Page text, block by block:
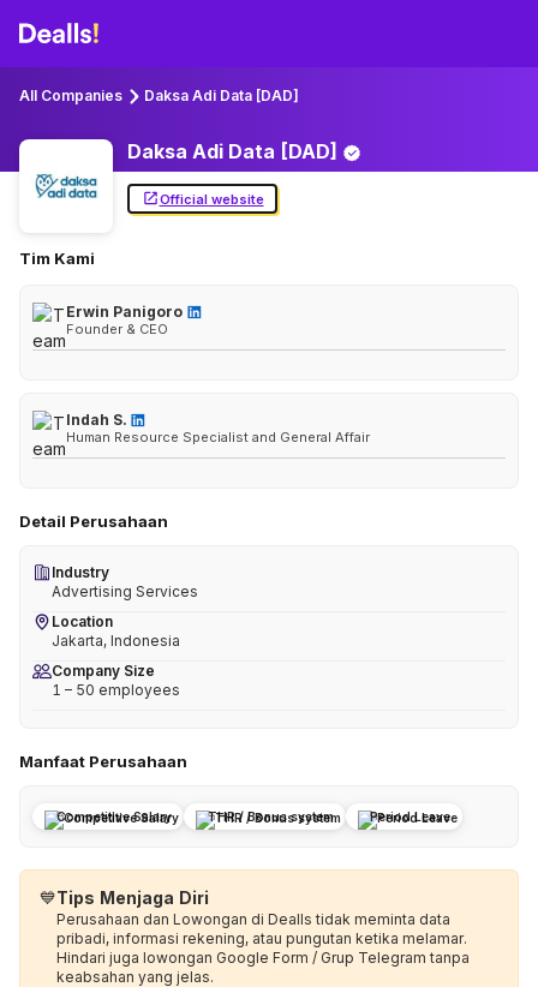
All Companies Daksa Adi Data [DAD]
Daksa Adi Data [DAD]
Official website
Tim Kami
Erwin Panigoro
Founder & CEO
Indah S.
Human Resource Specialist and General Affair
Detail Perusahaan
Industry
Advertising Services
Location
Jakarta, Indonesia
Company Size
1 – 50 employees
Manfaat Perusahaan
Competitive Salary THR / Bonus system Period Leave
💙Tips Menjaga Diri
Perusahaan dan Lowongan di Dealls tidak meminta data
pribadi, informasi rekening, atau pungutan ketika melamar.
Hindari juga lowongan Google Form / Grup Telegram tanpa
keabsahan yang jelas.